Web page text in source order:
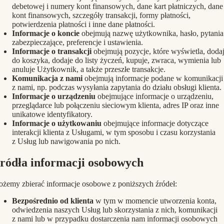
debetowej i numery kont finansowych, dane kart płatniczych, dane
kont finansowych, szczegóły transakcji, formy płatności,
potwierdzenia płatności i inne dane płatności.
Informacje o koncie obejmują nazwę użytkownika, hasło, pytania
zabezpieczające, preferencje i ustawienia.
Informacje o transakcji obejmują pozycje, które wyświetla,
do koszyka, dodaje do listy życzeń, kupuje, zwraca, wymienia lub
anuluje Użytkownik, a także przeszłe transakcje.
Komunikacja z nami obejmują informacje podane w komunikacji
z nami, np. podczas wysyłania zapytania do działu obsługi klienta.
Informacje o urządzeniu obejmujące informacje o urządzeniu,
przeglądarce lub połączeniu sieciowym klienta, adres IP oraz inne
unikatowe identyfikatory.
Informacje o użytkowaniu obejmujące informacje dotyczące
interakcji klienta z Usługami, w tym sposobu i czasu korzystania
z Usług lub nawigowania po nich.
informacji osobowych
zbierać informacje osobowe z poniższych źródeł:
Bezpośrednio od klienta w tym w momencie utworzenia konta,
odwiedzenia naszych Usług lub skorzystania z nich, komunikacji
z nami lub w przypadku dostarczenia nam informacji osobowych